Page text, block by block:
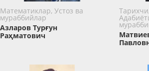
Математиклар, Устоз ва
мураббийлар
Азларов Турғун
Раҳматович